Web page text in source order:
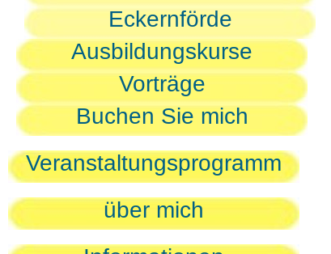
Eckernförde
Ausbildungskurse
Vorträge
Buchen Sie mich
Veranstaltungsprogramm
über mich